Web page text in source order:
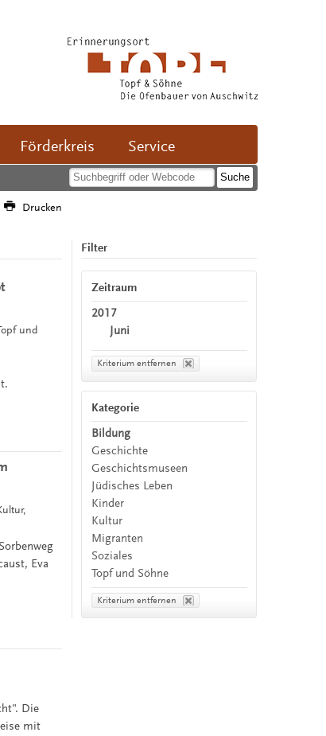
Förderkreis Service
Drucken
und
Eva
Die
mit
Filter
Zeitraum
2017
Juni
Kriterium entfernen
Kategorie
Bildung
Geschichte
Geschichtsmuseen
Jüdisches Leben
Kinder
Kultur
Migranten
Soziales
Topf und Söhne
Kriterium entfernen